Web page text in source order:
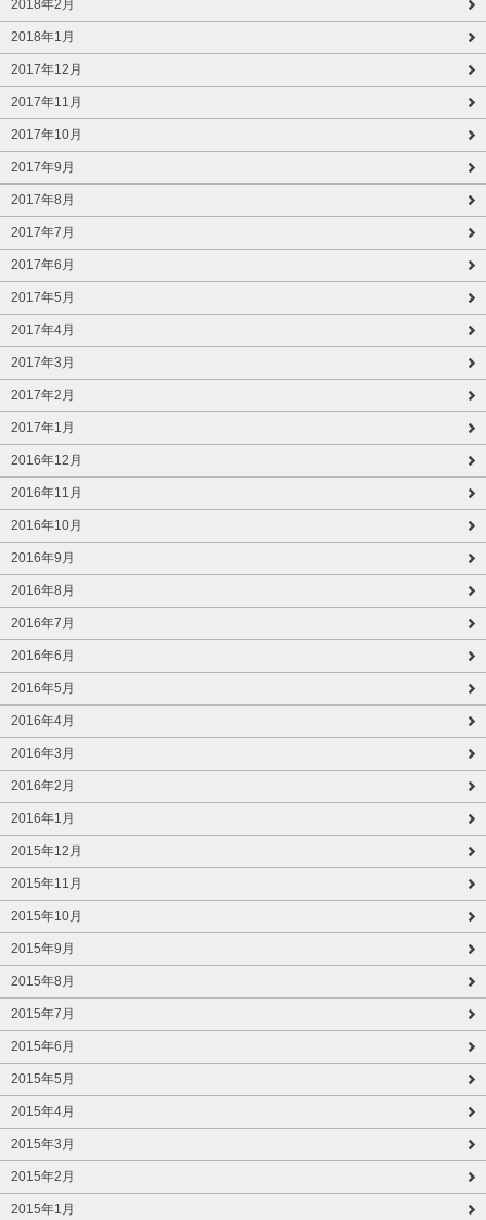
2018年2月
2018年1月
2017年12月
2017年11月
2017年10月
2017年9月
2017年8月
2017年7月
2017年6月
2017年5月
2017年4月
2017年3月
2017年2月
2017年1月
2016年12月
2016年11月
2016年10月
2016年9月
2016年8月
2016年7月
2016年6月
2016年5月
2016年4月
2016年3月
2016年2月
2016年1月
2015年12月
2015年11月
2015年10月
2015年9月
2015年8月
2015年7月
2015年6月
2015年5月
2015年4月
2015年3月
2015年2月
2015年1月